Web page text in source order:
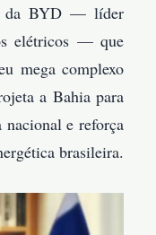
da BYD — líder
elétricos — que
mega complexo
a Bahia para
nacional e reforça
brasileira.